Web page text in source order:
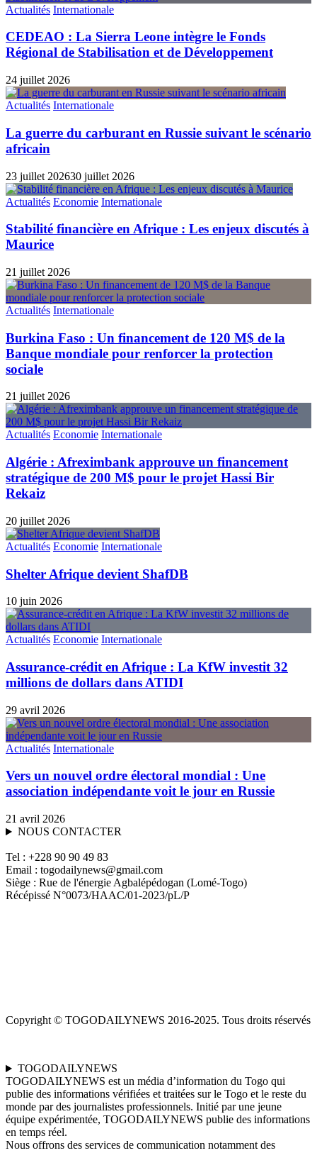
Actualités Internationale
CEDEAO : La Sierra Leone intègre le Fonds
Régional de Stabilisation et de Développement
24 juillet 2026
Actualités Internationale
La guerre du carburant en Russie suivant le scénario
africain
23 juillet 202630 juillet 2026
Actualités Economie Internationale
Stabilité financière en Afrique : Les enjeux discutés à
Maurice
21 juillet 2026
Actualités Internationale
Burkina Faso : Un financement de 120 M$ de la
Banque mondiale pour renforcer la protection
sociale
21 juillet 2026
Actualités Economie Internationale
Algérie : Afreximbank approuve un financement
stratégique de 200 M$ pour le projet Hassi Bir
Rekaiz
20 juillet 2026
Actualités Economie Internationale
Shelter Afrique devient ShafDB
10 juin 2026
Actualités Economie Internationale
Assurance-crédit en Afrique : La KfW investit 32
millions de dollars dans ATIDI
29 avril 2026
Actualités Internationale
Vers un nouvel ordre électoral mondial : Une
association indépendante voit le jour en Russie
21 avril 2026
NOUS CONTACTER
Tel : +228 90 90 49 83
Email : togodailynews@gmail.com
Siège : Rue de l'énergie Agbalépédogan (Lomé-Togo)
Récépissé N°0073/HAAC/01-2023/pL/P
Copyright © TOGODAILYNEWS 2016-2025. Tous droits réservés
TOGODAILYNEWS
TOGODAILYNEWS est un média d’information du Togo qui
publie des informations vérifiées et traitées sur le Togo et le reste du
monde par des journalistes professionnels. Initié par une jeune
équipe expérimentée, TOGODAILYNEWS publie des informations
en temps réel.
Nous offrons des services de communication notamment des